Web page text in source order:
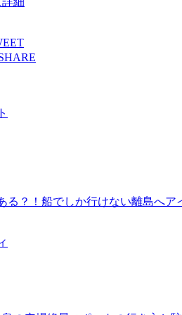
る？！船でしか行けない離島へア